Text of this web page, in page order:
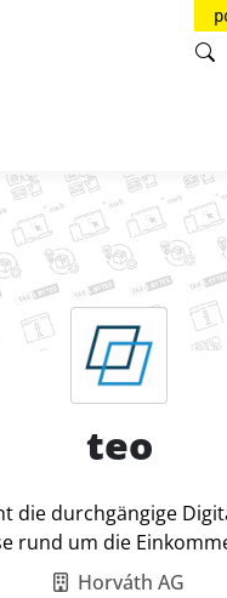
teo
die durchgängige
rund um die
Horváth AG